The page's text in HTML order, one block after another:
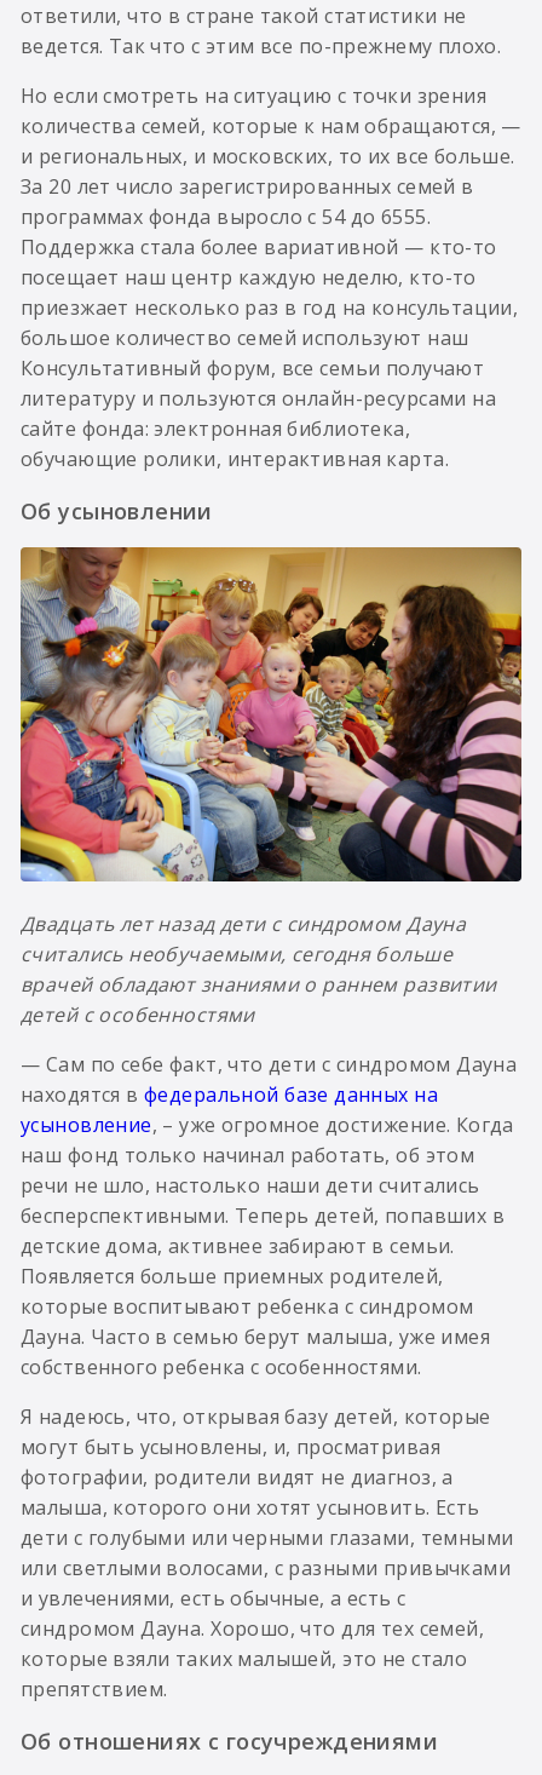
ответили, что в стране такой статистики не
ведется. Так что с этим все по-прежнему плохо.
Но если смотреть на ситуацию с точки зрения
количества семей, которые к нам обращаются, —
и региональных, и московских, то их все больше.
За 20 лет число зарегистрированных семей в
программах фонда выросло с 54 до 6555.
Поддержка стала более вариативной — кто-то
посещает наш центр каждую неделю, кто-то
приезжает несколько раз в год на консультации,
большое количество семей используют наш
Консультативный форум, все семьи получают
литературу и пользуются онлайн-ресурсами на
сайте фонда: электронная библиотека,
обучающие ролики, интерактивная карта.
Об усыновлении
Двадцать лет назад дети с синдромом Дауна
считались необучаемыми, сегодня больше
врачей обладают знаниями о раннем развитии
детей с особенностями
— Сам по себе факт, что дети с синдромом Дауна
находятся вфедеральной базе данных на
усыновление, – уже огромное достижение. Когда
наш фонд только начинал работать, об этом
речи не шло, настолько наши дети считались
бесперспективными. Теперь детей, попавших в
детские дома, активнее забирают в семьи.
Появляется больше приемных родителей,
которые воспитывают ребенка с синдромом
Дауна. Часто в семью берут малыша, уже имея
собственного ребенка с особенностями.
Я надеюсь, что, открывая базу детей, которые
могут быть усыновлены, и, просматривая
фотографии, родители видят не диагноз, а
малыша, которого они хотят усыновить. Есть
дети с голубыми или черными глазами, темными
или светлыми волосами, с разными привычками
и увлечениями, есть обычные, а есть с
синдромом Дауна. Хорошо, что для тех семей,
которые взяли таких малышей, это не стало
препятствием.
Об отношениях с госучреждениями